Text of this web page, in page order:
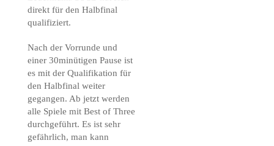
direkt für den Halbfinal
qualifiziert.
Nach der Vorrunde und
einer 30minütigen Pause ist
es mit der Qualifikation für
den Halbfinal weiter
gegangen. Ab jetzt werden
alle Spiele mit Best of Three
durchgeführt. Es ist sehr
gefährlich, man kann